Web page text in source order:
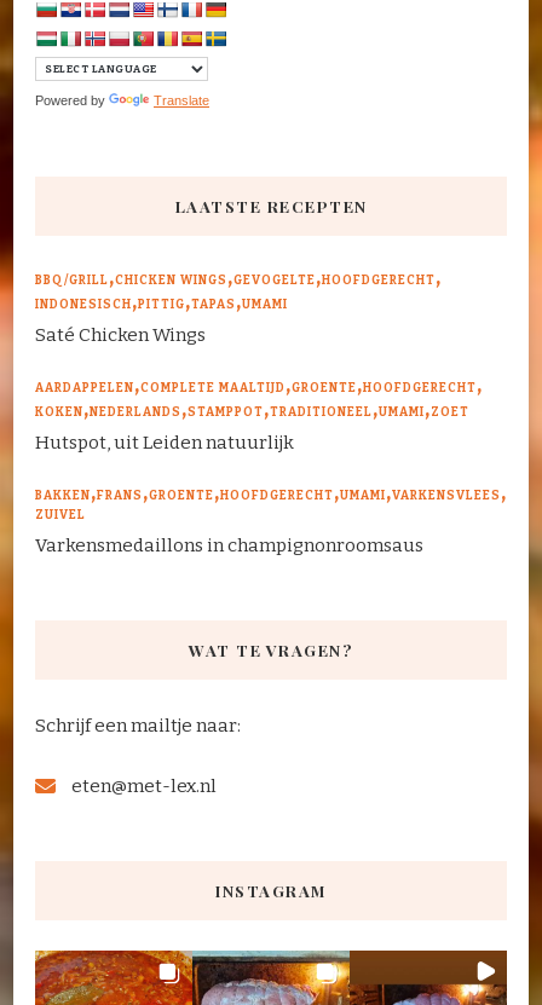
Powered by Translate
LAATSTE RECEPTEN
BBQ/GRILL CHICKEN WINGS GEVOGELTE HOOFDGERECHT
INDONESISCH PITTIG TAPAS UMAMI
Saté Chicken Wings
AARDAPPELEN COMPLETE MAALTIJD GROENTE HOOFDGERECHT
KOKEN NEDERLANDS STAMPPOT TRADITIONEEL UMAMI ZOET
Hutspot, uit Leiden natuurlijk
BAKKEN FRANS GROENTE HOOFDGERECHT UMAMI VARKENSVLEES
ZUIVEL
Varkensmedaillons in champignonroomsaus
WAT TE VRAGEN?
Schrijf een mailtje naar:
eten@met-lex.nl
INSTAGRAM